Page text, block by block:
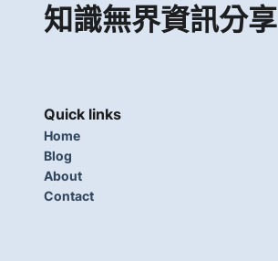
知識無界資訊分享
Quick links
Home
Blog
About
Contact